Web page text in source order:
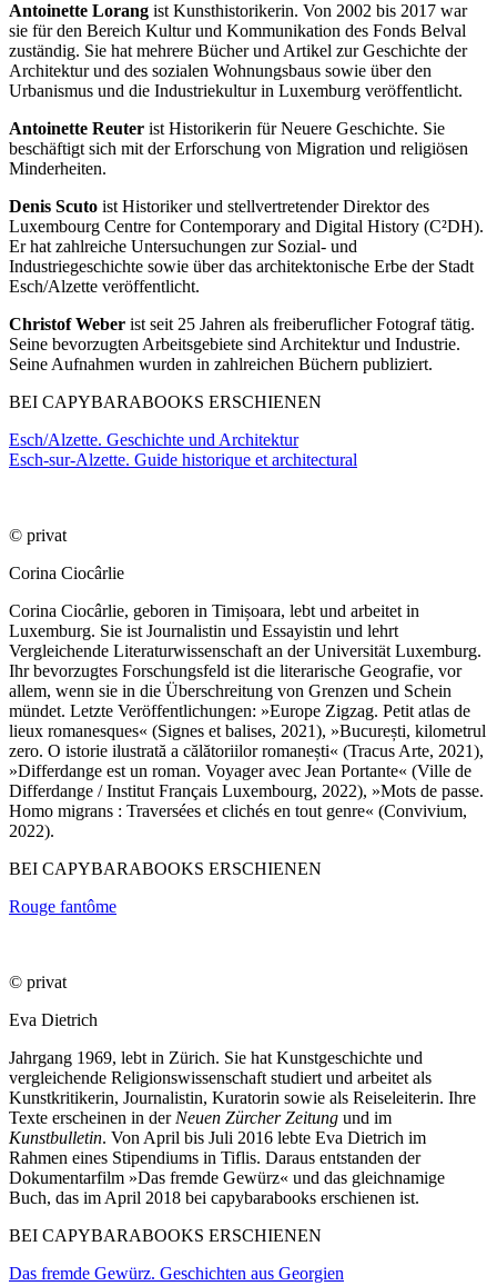
Antoinette Lorang ist Kunsthistorikerin. Von 2002 bis 2017 war
sie für den Bereich Kultur und Kommunikation des Fonds Belval
zuständig. Sie hat mehrere Bücher und Artikel zur Geschichte der
Architektur und des sozialen Wohnungsbaus sowie über den
Urbanismus und die Industriekultur in Luxemburg veröffentlicht.
Antoinette Reuter ist Historikerin für Neuere Geschichte. Sie
beschäftigt sich mit der Erforschung von Migration und religiösen
Minderheiten.
Denis Scuto ist Historiker und stellvertretender Direktor des
Luxembourg Centre for Contemporary and Digital History (C²DH).
Er hat zahlreiche Untersuchungen zur Sozial- und
Industriegeschichte sowie über das architektonische Erbe der Stadt
Esch/Alzette veröffentlicht.
Christof Weber ist seit 25 Jahren als freiberuflicher Fotograf tätig.
Seine bevorzugten Arbeitsgebiete sind Architektur und Industrie.
Seine Aufnahmen wurden in zahlreichen Büchern publiziert.
BEI CAPYBARABOOKS ERSCHIENEN
Esch/Alzette. Geschichte und Architektur
Esch-sur-Alzette. Guide historique et architectural
© privat
Corina Ciocârlie
Corina Ciocârlie, geboren in Timișoara, lebt und arbeitet in
Luxemburg. Sie ist Journalistin und Essayistin und lehrt
Vergleichende Literaturwissenschaft an der Universität Luxemburg.
Ihr bevorzugtes Forschungsfeld ist die literarische Geografie, vor
allem, wenn sie in die Überschreitung von Grenzen und Schein
mündet. Letzte Veröffentlichungen: »Europe Zigzag. Petit atlas de
lieux romanesques« (Signes et balises, 2021), »București, kilometrul
zero. O istorie ilustrată a călătoriilor romanești« (Tracus Arte, 2021),
»Differdange est un roman. Voyager avec Jean Portante« (Ville de
Differdange / Institut Français Luxembourg, 2022), »Mots de passe.
Homo migrans : Traversées et clichés en tout genre« (Convivium,
2022).
BEI CAPYBARABOOKS ERSCHIENEN
Rouge fantôme
© privat
Eva Dietrich
Jahrgang 1969, lebt in Zürich. Sie hat Kunstgeschichte und
vergleichende Religionswissenschaft studiert und arbeitet als
Kunstkritikerin, Journalistin, Kuratorin sowie als Reiseleiterin. Ihre
Texte erscheinen in der Neuen Zürcher Zeitung und im
Kunstbulletin. Von April bis Juli 2016 lebte Eva Dietrich im
Rahmen eines Stipendiums in Tiflis. Daraus entstanden der
Dokumentarfilm »Das fremde Gewürz« und das gleichnamige
Buch, das im April 2018 bei capybarabooks erschienen ist.
BEI CAPYBARABOOKS ERSCHIENEN
Das fremde Gewürz. Geschichten aus Georgien